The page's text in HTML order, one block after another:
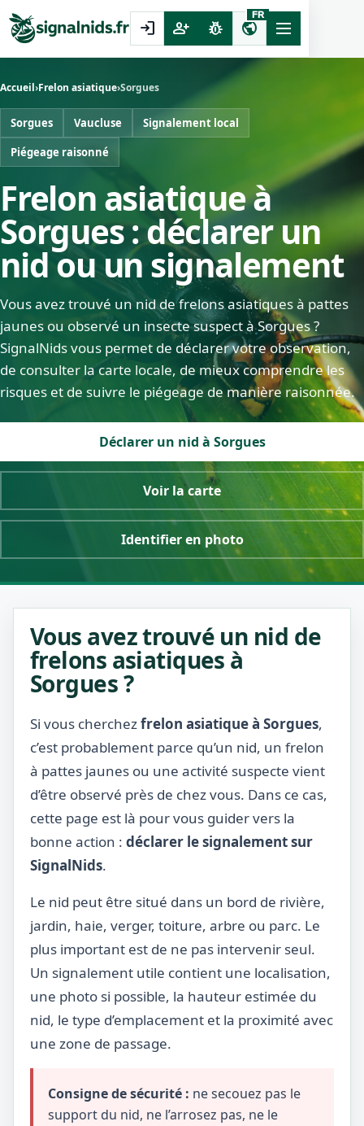
login person_add pest_control public
FR
Accueil›Frelon asiatique›Sorgues
Sorgues Vaucluse
Signalement local
Piégeage raisonné
Frelon asiatique à
Sorgues : déclarer un
nid ou un signalement
Vous avez trouvé un nid de frelons asiatiques à pattes
jaunes ou observé un insecte suspect à Sorgues ?
SignalNids vous permet de déclarer votre observation,
de consulter la carte locale, de mieux comprendre les
risques et de suivre le piégeage de manière raisonnée.
Déclarer un nid à Sorgues
Voir la carte
Identifier en photo
Vous avez trouvé un nid de
frelons asiatiques à
Sorgues ?
Si vous cherchezfrelon asiatique à Sorgues,
c’est probablement parce qu’un nid, un frelon
à pattes jaunes ou une activité suspecte vient
d’être observé près de chez vous. Dans ce cas,
cette page est là pour vous guider vers la
bonne action : déclarer le signalement sur
SignalNids.
Le nid peut être situé dans un bord de rivière,
jardin, haie, verger, toiture, arbre ou parc. Le
plus important est de ne pas intervenir seul.
Un signalement utile contient une localisation,
une photo si possible, la hauteur estimée du
nid, le type d’emplacement et la proximité avec
une zone de passage.
Consigne de sécurité : ne secouez pas le
support du nid, ne l’arrosez pas, ne le